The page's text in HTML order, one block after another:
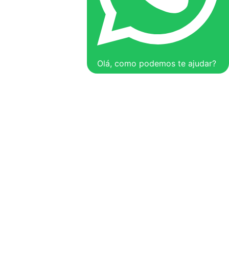
Olá, como podemos te ajudar?